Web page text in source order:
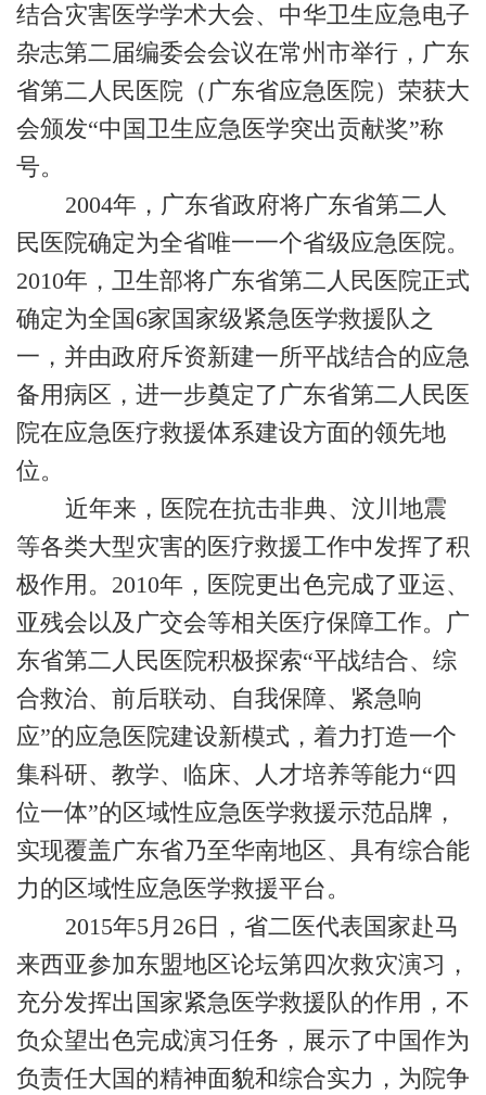
结合灾害医学学术大会、中华卫生应急电子
杂志第二届编委会会议在常州市举行，广东
省第二人民医院（广东省应急医院）荣获大
会颁发“中国卫生应急医学突出贡献奖”称
号。
2004年，广东省政府将广东省第二人
民医院确定为全省唯一一个省级应急医院。
2010年，卫生部将广东省第二人民医院正式
确定为全国6家国家级紧急医学救援队之
一，并由政府斥资新建一所平战结合的应急
备用病区，进一步奠定了广东省第二人民医
院在应急医疗救援体系建设方面的领先地
位。
近年来，医院在抗击非典、汶川地震
等各类大型灾害的医疗救援工作中发挥了积
极作用。2010年，医院更出色完成了亚运、
亚残会以及广交会等相关医疗保障工作。广
东省第二人民医院积极探索“平战结合、综
合救治、前后联动、自我保障、紧急响
应”的应急医院建设新模式，着力打造一个
集科研、教学、临床、人才培养等能力“四
位一体”的区域性应急医学救援示范品牌，
实现覆盖广东省乃至华南地区、具有综合能
力的区域性应急医学救援平台。
2015年5月26日，省二医代表国家赴马
来西亚参加东盟地区论坛第四次救灾演习，
充分发挥出国家紧急医学救援队的作用，不
负众望出色完成演习任务，展示了中国作为
负责任大国的精神面貌和综合实力，为院争